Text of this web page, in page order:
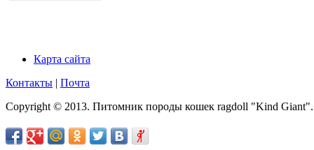
Карта сайта
Контакты | Почта
Copyright © 2013. Питомник породы кошек ragdoll "Kind Giant".